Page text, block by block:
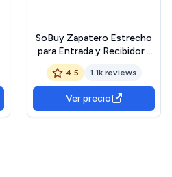
SoBuy Zapatero Estrecho
para Entrada y Recibidor -
Mueble Zapatero Gris con
3 Solapas y Gran Capacidad
53x24x117cm para Pasillo
Estrecho, Recibidores,
Dormitorio, FSR94-HG
4.5 1.1k reviews
Ver precio